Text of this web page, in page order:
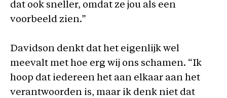
dat ook sneller, omdat ze jou als een
voorbeeld zien.”
Davidson denkt dat het eigenlijk wel
meevalt met hoe erg wij ons schamen. “Ik
hoop dat iedereen het aan elkaar aan het
verantwoorden is, maar ik denk niet dat